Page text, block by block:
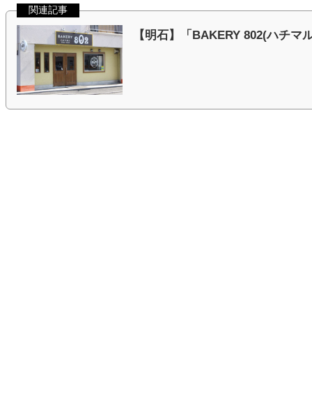
関連記事
【明石】「BAKERY 802(ハチ